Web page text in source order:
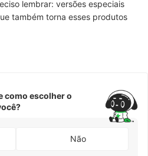
lembrar: versões especiais
também torna esses produtos
como escolher o
Não